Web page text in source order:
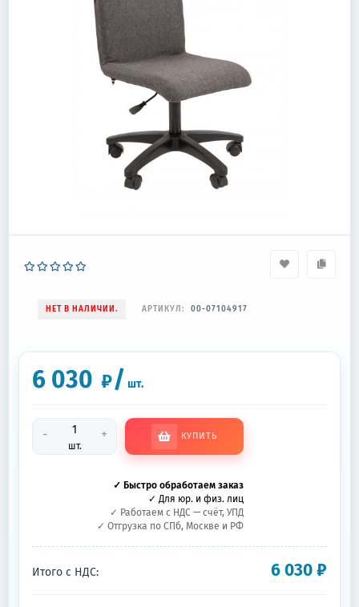
НЕТ В НАЛИЧИИ. АРТИКУЛ: 00-07104917
6 030 ₽/ шт.
-
шт.
+ КУПИТЬ
✓ Быстро обработаем заказ
✓ Для юр. и физ. лиц
✓ Работаем с НДС — счёт, УПД
✓ Отгрузка по СПб, Москве и РФ
Итого с НДС: 6 030₽